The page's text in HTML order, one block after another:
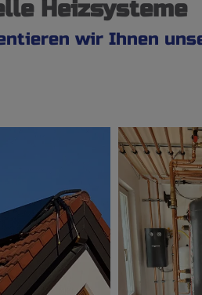
Heizsysteme
wir Ihnen